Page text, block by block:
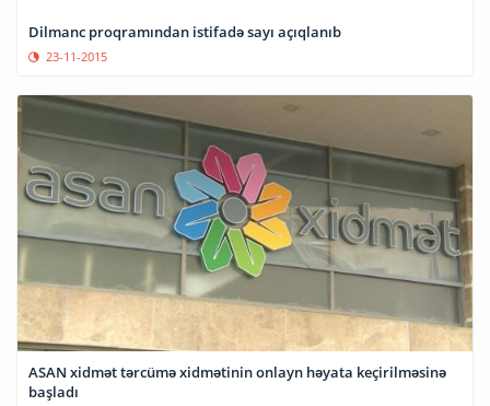
Dilmanc proqramından istifadə sayı açıqlanıb
23-11-2015
ASAN xidmət tərcümə xidmətinin onlayn həyata keçirilməsinə
başladı